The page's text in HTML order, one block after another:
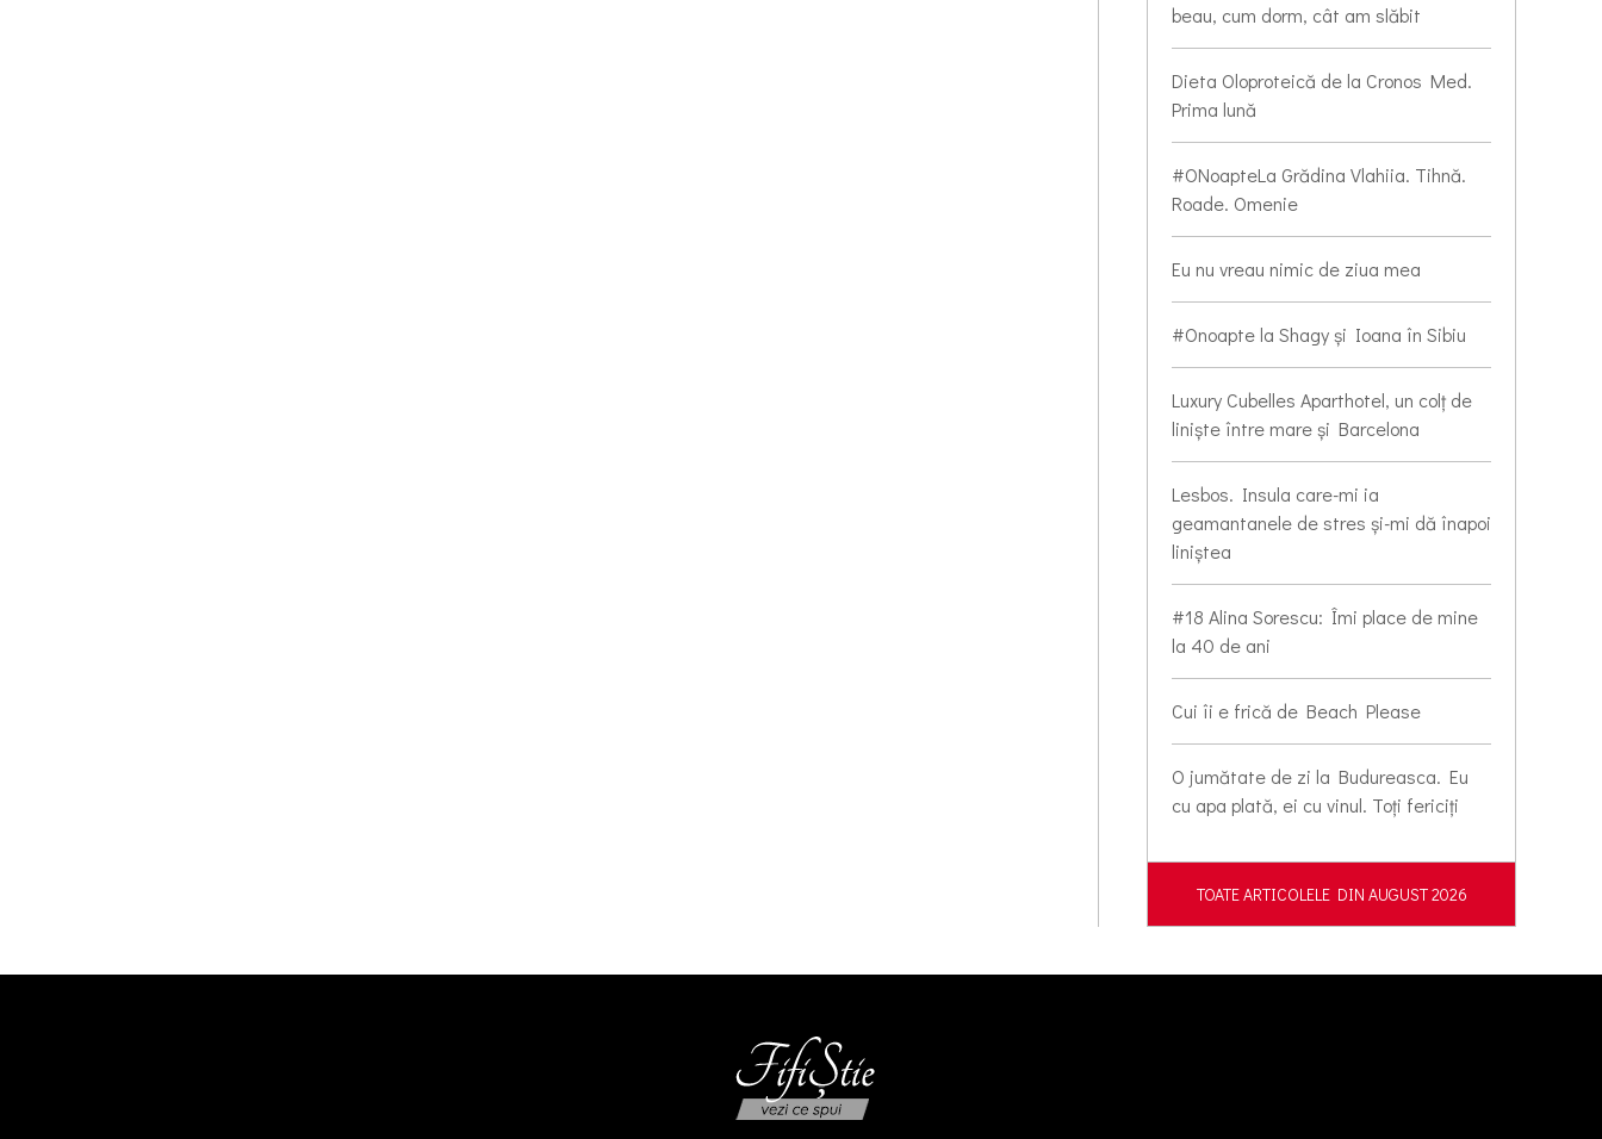
beau, cum dorm, cât am slăbit
Dieta Oloproteică de la Cronos Med.
Prima lună
#ONoapteLa Grădina Vlahiia. Tihnă.
Roade. Omenie
Eu nu vreau nimic de ziua mea
#Onoapte la Shagy și Ioana în Sibiu
Luxury Cubelles Aparthotel, un colț de
liniște între mare și Barcelona
Lesbos. Insula care-mi ia
geamantanele de stres și-mi dă înapoi
liniștea
#18 Alina Sorescu: Îmi place de mine
la 40 de ani
Cui îi e frică de Beach Please
O jumătate de zi la Budureasca. Eu
cu apa plată, ei cu vinul. Toți fericiți
TOATE ARTICOLELE DIN AUGUST 2026